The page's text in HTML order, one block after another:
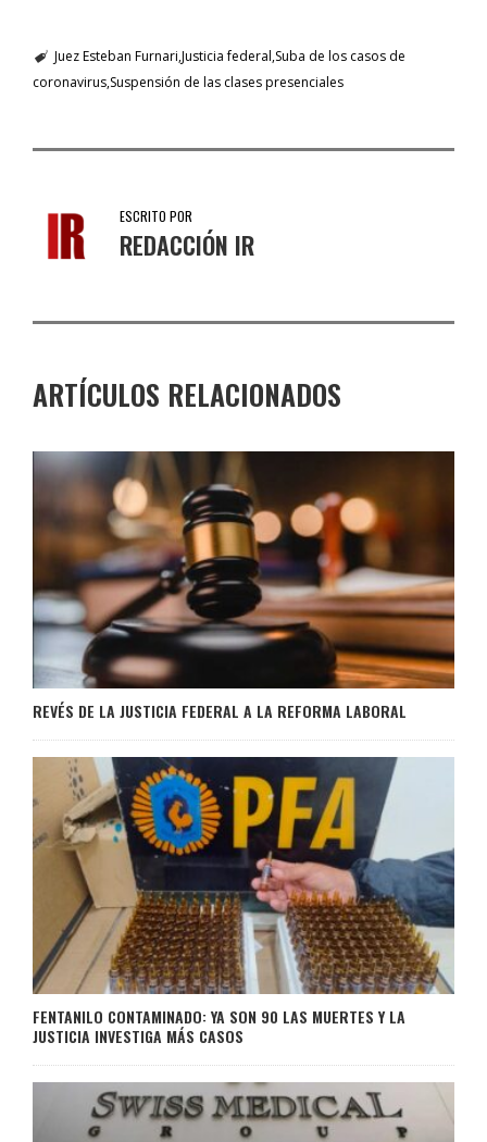
Juez Esteban Furnari Justicia federal Suba de los casos de
coronavirus Suspensión de las clases presenciales
ESCRITO POR
REDACCIÓN IR
ARTÍCULOS RELACIONADOS
REVÉS DE LA JUSTICIA FEDERAL A LA REFORMA LABORAL
FENTANILO CONTAMINADO: YA SON 90 LAS MUERTES Y LA
JUSTICIA INVESTIGA MÁS CASOS